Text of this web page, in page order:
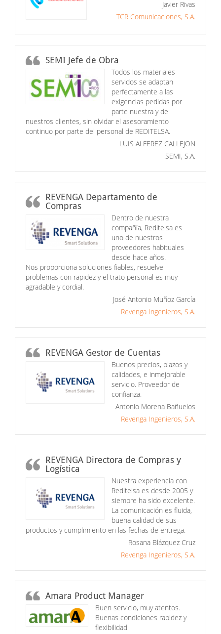
Javier Rivas
TCR Comunicaciones, S.A.
SEMI Jefe de Obra
Todos los materiales
servidos se adaptan
perfectamente a las
exigencias pedidas por
parte nuestra y de
nuestros clientes, sin olvidar el asesoramiento
continuo por parte del personal de REDITELSA.
LUIS ALFEREZ CALLEJON
SEMI, S.A.
REVENGA Departamento de
Compras
Dentro de nuestra
compañía, Reditelsa es
uno de nuestros
proveedores habituales
desde hace años.
Nos proporciona soluciones fiables, resuelve
problemas con rapidez y el trato personal es muy
agradable y cordial.
José Antonio Muñoz García
Revenga Ingenieros, S.A.
REVENGA Gestor de Cuentas
Buenos precios, plazos y
calidades, e inmejorable
servicio. Proveedor de
confianza.
Antonio Morena Bañuelos
Revenga Ingenieros, S.A.
REVENGA Directora de Compras y
Logística
Nuestra experiencia con
Reditelsa es desde 2005 y
siempre ha sido excelente.
La comunicación es fluida,
buena calidad de sus
productos y cumplimiento en las fechas de entrega.
Rosana Blázquez Cruz
Revenga Ingenieros, S.A.
Amara Product Manager
Buen servicio, muy atentos.
Buenas condiciones rapidez y
flexibilidad